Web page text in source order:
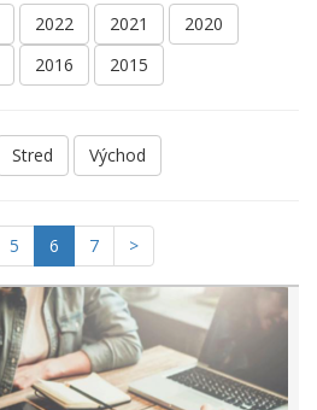
2022 2021
2020
2016 2015
Stred Východ
5 6 7 >